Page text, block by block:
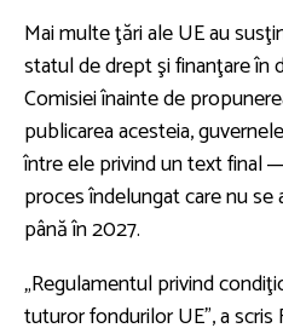
Mai multe ţări ale UE au
statul de drept şi finanţare
Comisiei înainte de
publicarea acesteia,
între ele privind un text final
proces îndelungat care nu
până în 2027.
„Regulamentul privind
tuturor fondurilor UE”, a